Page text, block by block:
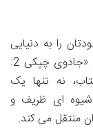
را به دنیایی
سرشار از جادو، هیجان و درس های زندگی ببرد، «جادوی چپکی 2:
نه تنها یک
شیوه ای ظریف و
منتقل می کند.